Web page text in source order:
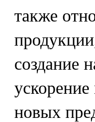
также
создание
ускорение
новых